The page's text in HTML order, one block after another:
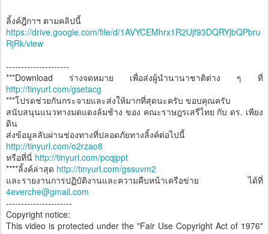
ลิ้งค์ฎีกาฯ ตามคลิปนี้
https://drive.google.com/file/d/1AVYCEMhrx1R2Ujf93DQRYjbQPbru
RjRk/view
---------------------
***Download ร่างจดหมาย เพื่อส่งผู้นำนานาชาติต่าง ๆ ที่
http://tinyurl.com/gsetacg
***โปรดช่วยกันกระจายและส่งให้มากที่สุดนะครับ ขอบคุณครับ
สนับสนุนแนวทางมดแดงล้มช้าง ของ คณะราษฎรเสรีไทย กับ ดร. เพียง
ดิน
ส่งข้อมูลลับผ่านช่องทางที่ปลอดภัยทางลิ้งค์ต่อไปนี้
http://tinyurl.com/o2rzao8
หรือที่นี่ http://tinyurl.com/pcqjppt
****ลิ้งค์ล่าสุด http://tinyurl.com/gssuvm2
และรายงานการปฏิบัติงานและความคืบหน้าเครือข่าย ได้ที่
4everche@gmail.com
----------------------
Copyright notice:
This video is protected under the "Fair Use Copyright Act of 1976"